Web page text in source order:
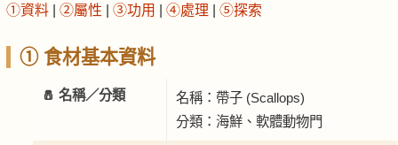
①資料 ②屬性 ③功用 ④處理 ⑤探索
① 食材基本資料
🧂 名稱／分類
名稱：帶子 (Scallops)
分類：海鮮、軟體動物門